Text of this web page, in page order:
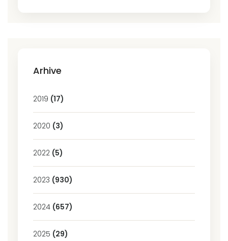
Arhive
2019 (17)
2020 (3)
2022 (5)
2023 (930)
2024 (657)
2025 (29)